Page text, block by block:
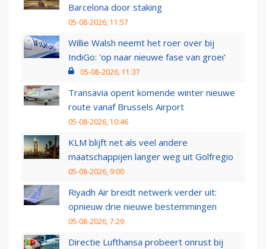
Barcelona door staking
05-08-2026, 11:57
Willie Walsh neemt het roer over bij
IndiGo: 'op naar nieuwe fase van groei'
05-08-2026, 11:37
Transavia opent komende winter nieuwe
route vanaf Brussels Airport
05-08-2026, 10:46
KLM blijft net als veel andere
maatschappijen langer weg uit Golfregio
05-08-2026, 9:00
Riyadh Air breidt netwerk verder uit:
opnieuw drie nieuwe bestemmingen
05-08-2026, 7:29
Directie Lufthansa probeert onrust bij